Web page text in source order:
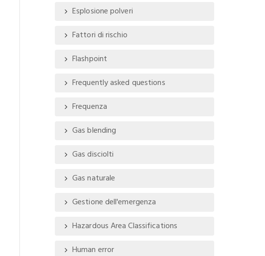
Esplosione polveri
Fattori di rischio
Flashpoint
Frequently asked questions
Frequenza
Gas blending
Gas disciolti
Gas naturale
Gestione dell'emergenza
Hazardous Area Classifications
Human error